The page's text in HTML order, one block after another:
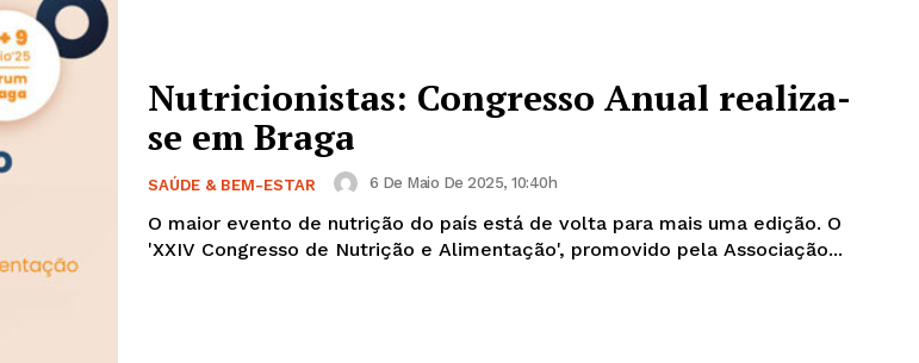
Nutricionistas: Congresso Anual realiza-
se em Braga
SAÚDE & BEM-ESTAR 6 De Maio De 2025, 10:40h
O maior evento de nutrição do país está de volta para mais uma edição. O
'XXIV Congresso de Nutrição e Alimentação', promovido pela Associação...